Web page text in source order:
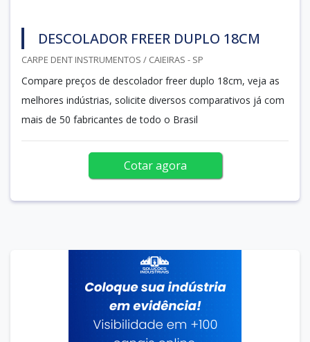
DESCOLADOR FREER DUPLO 18CM
CARPE DENT INSTRUMENTOS / CAIEIRAS - SP
Compare preços de descolador freer duplo 18cm, veja as
melhores indústrias, solicite diversos comparativos já com
mais de 50 fabricantes de todo o Brasil
Cotar agora